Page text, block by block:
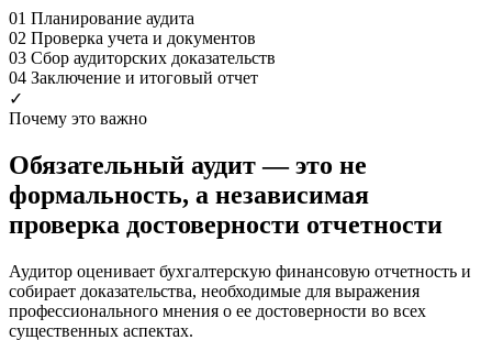
01 Планирование аудита
02 Проверка учета и документов
03 Сбор аудиторских доказательств
04 Заключение и итоговый отчет
✓
Почему это важно
Обязательный аудит — это не
формальность, а независимая
проверка достоверности отчетности
Аудитор оценивает бухгалтерскую финансовую отчетность и
собирает доказательства, необходимые для выражения
профессионального мнения о ее достоверности во всех
существенных аспектах.